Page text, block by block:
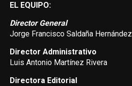
EL EQUIPO:
Director General
Jorge Francisco Saldaña Hernández
Director Administrativo
Luis Antonio Martínez Rivera
Directora Editorial